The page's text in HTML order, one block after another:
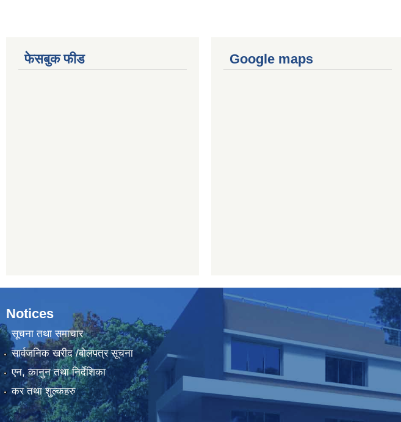
फेसबुक फीड Google maps
Notices
सूचना तथा समाचार
सार्वजनिक खरीद /बोलपत्र सूचना
एन, कानुन तथा निर्देशिका
कर तथा शुल्कहरु